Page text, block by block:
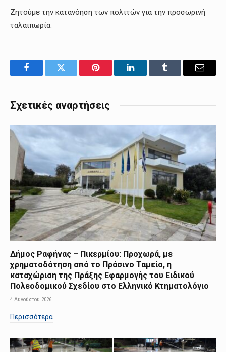
Ζητούμε την κατανόηση των πολιτών για την προσωρινή
ταλαιπωρία.
FacebookTwitter Pinterest LinkedInTumblr Email
Σχετικές αναρτήσεις
Δήμος Ραφήνας – Πικερμίου: Προχωρά, με
χρηματοδότηση από το Πράσινο Ταμείο, η
καταχώριση της Πράξης Εφαρμογής του Ειδικού
Πολεοδομικού Σχεδίου στο Ελληνικό Κτηματολόγιο
4 Αυγούστου 2026
Περισσότερα